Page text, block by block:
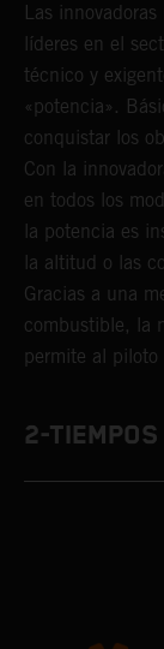
Las
líderes en el
técnico y
«potencia».
conquistar los
Con la
en todos los
la potencia es
la altitud o las
Gracias a una
combustible, la
permite al piloto
2-TIEMPOS